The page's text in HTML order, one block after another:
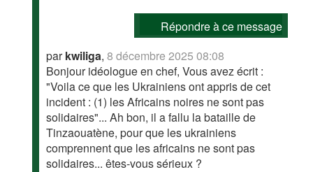
Répondre à ce message
parkwiliga,8 décembre 2025 08:08
Bonjour idéologue en chef, Vous avez écrit :
"Voila ce que les Ukrainiens ont appris de cet
incident : (1) les Africains noires ne sont pas
solidaires"... Ah bon, il a fallu la bataille de
Tinzaouatène, pour que les ukrainiens
comprennent que les africains ne sont pas
solidaires... êtes-vous sérieux ?